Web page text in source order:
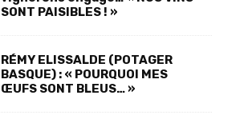
SONT PAISIBLES ! »
RÉMY ELISSALDE (POTAGER
BASQUE) : « POURQUOI MES
ŒUFS SONT BLEUS… »